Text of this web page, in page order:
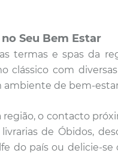
Seu Bem Estar
termas e spas da
clássico com
ambiente de bem-
região, o contacto
livrarias de Óbidos,
do país ou delicie-se